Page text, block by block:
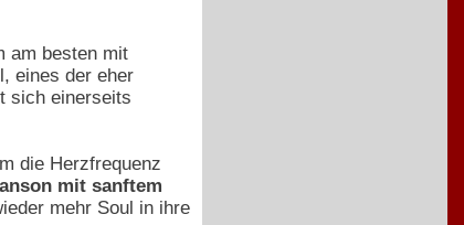
am besten mit
eines der eher
sich einerseits
die Herzfrequenz
mit sanftem
mehr Soul in ihre